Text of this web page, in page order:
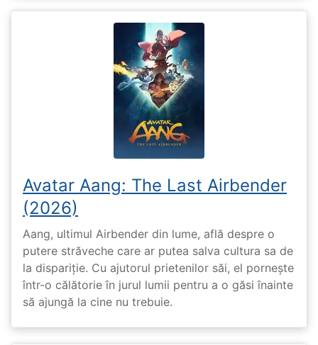
Avatar Aang: The Last Airbender
(2026)
Aang, ultimul Airbender din lume, află despre o
putere străveche care ar putea salva cultura sa de
la dispariție. Cu ajutorul prietenilor săi, el pornește
într-o călătorie în jurul lumii pentru a o găsi înainte
să ajungă la cine nu trebuie.